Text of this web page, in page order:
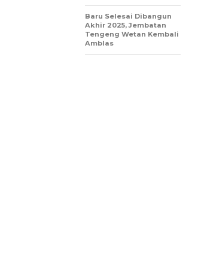
Baru Selesai Dibangun
Akhir 2025, Jembatan
Tengeng Wetan Kembali
Amblas